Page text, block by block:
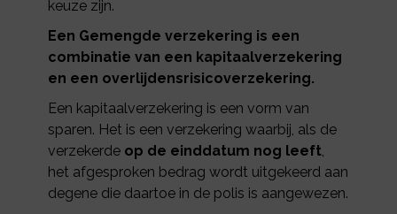
keuze zijn.
Een Gemengde verzekering is een
combinatie van een kapitaalverzekering
en een overlijdensrisicoverzekering.
Een kapitaalverzekering is een vorm van
sparen. Het is een verzekering waarbij, als de
verzekerde op de einddatum nog leeft,
het afgesproken bedrag wordt uitgekeerd aan
degene die daartoe in de polis is aangewezen.